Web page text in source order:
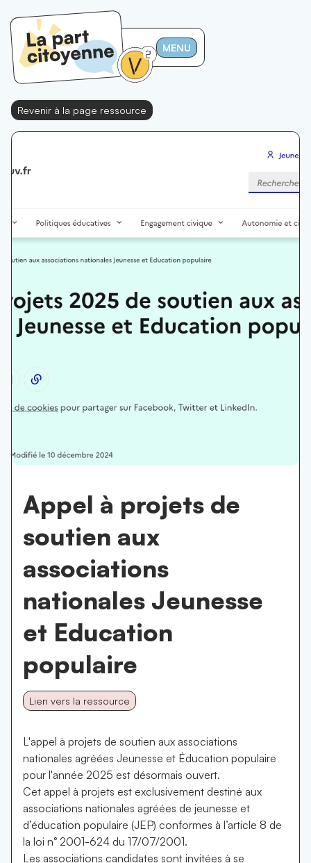
MENU
Revenir à la page ressource
Appel à projets de
soutien aux
associations
nationales Jeunesse
et Education
populaire
Lien vers la ressource
L'appel à projets de soutien aux associations
nationales agréées Jeunesse et Éducation populaire
pour l'année 2025 est désormais ouvert.
Cet appel à projets est exclusivement destiné aux
associations nationales agréées de jeunesse et
d’éducation populaire (JEP) conformes à l’article 8 de
la loi n° 2001-624 du 17/07/2001.
Les associations candidates sont invitées à se